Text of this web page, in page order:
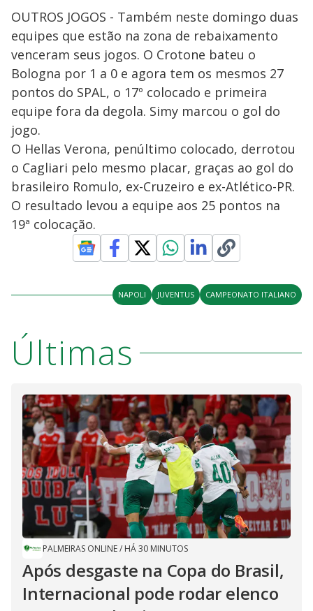
OUTROS JOGOS - Também neste domingo duas
equipes que estão na zona de rebaixamento
venceram seus jogos. O Crotone bateu o
Bologna por 1 a 0 e agora tem os mesmos 27
pontos do SPAL, o 17º colocado e primeira
equipe fora da degola. Simy marcou o gol do
jogo.
O Hellas Verona, penúltimo colocado, derrotou
o Cagliari pelo mesmo placar, graças ao gol do
brasileiro Romulo, ex-Cruzeiro e ex-Atlético-PR.
O resultado levou a equipe aos 25 pontos na
19ª colocação.
NAPOLI JUVENTUS CAMPEONATO ITALIANO
Últimas
PALMEIRAS ONLINE/ HÁ 30 MINUTOS
Após desgaste na Copa do Brasil,
Internacional pode rodar elenco